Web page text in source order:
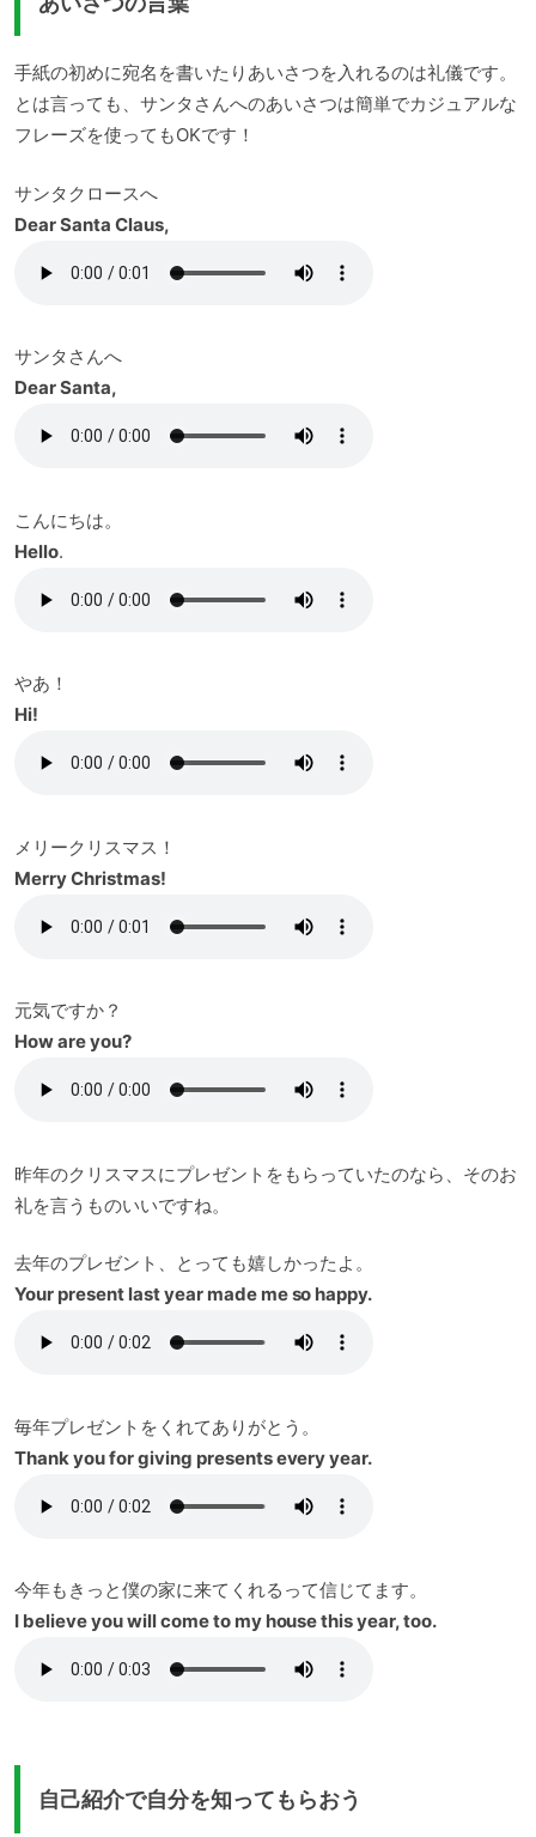
手紙の初めに宛名を書いたりあいさつを入れるのは礼儀です。
とは言っても、サンタさんへのあいさつは簡単でカジュアルな
フレーズを使ってもOKです！
サンタクロースへ
Dear Santa Claus,
サンタさんへ
Dear Santa,
こんにちは。
Hello.
やあ！
Hi!
メリークリスマス！
Merry Christmas!
元気ですか？
How are you?
昨年のクリスマスにプレゼントをもらっていたのなら、そのお
礼を言うものいいですね。
去年のプレゼント、とっても嬉しかったよ。
Your present last year made me so happy.
毎年プレゼントをくれてありがとう。
Thank you for giving presents every year.
今年もきっと僕の家に来てくれるって信じてます。
I believe you will come to my house this year, too.
自己紹介で自分を知ってもらおう